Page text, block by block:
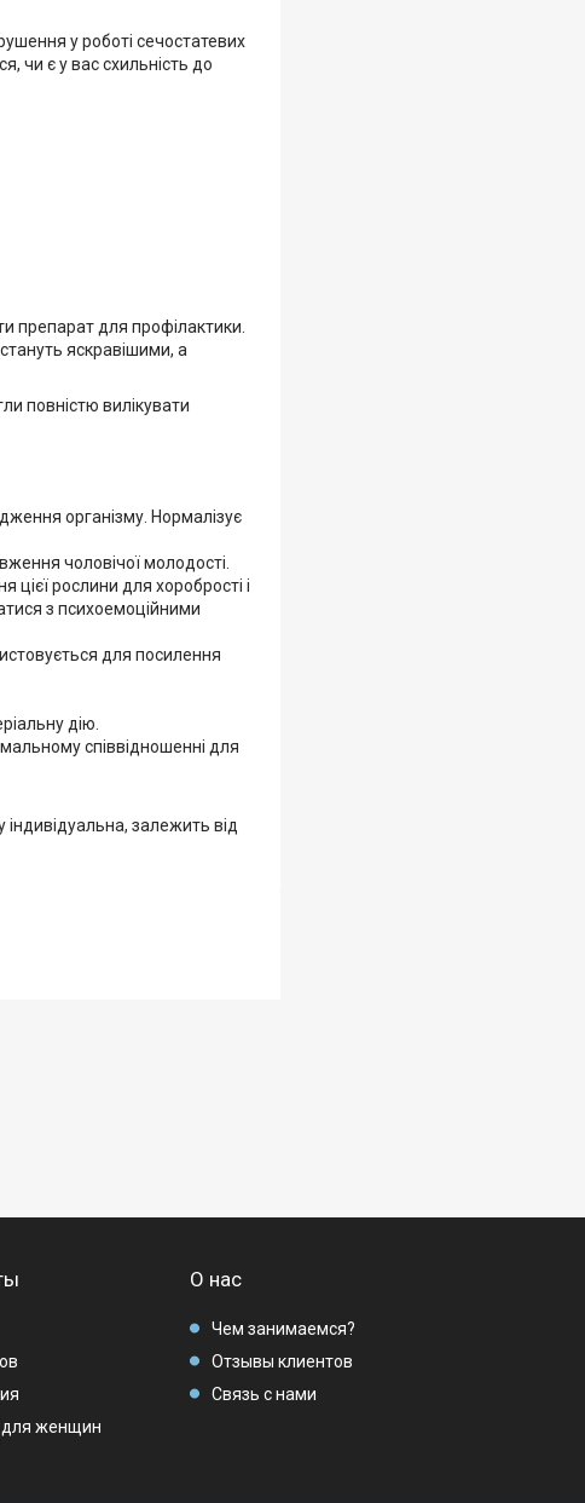
у роботі сечостатевих
чи є у вас схильність до
препарат для профілактики.
яскравішими, а
повністю вилікувати
організму. Нормалізує
чоловічої молодості.
рослини для хоробрості і
з психоемоційними
для посилення
дію.
співвідношенні для
залежить від
женщин
О нас
Чем занимаемся?
Отзывы клиентов
Связь с нами